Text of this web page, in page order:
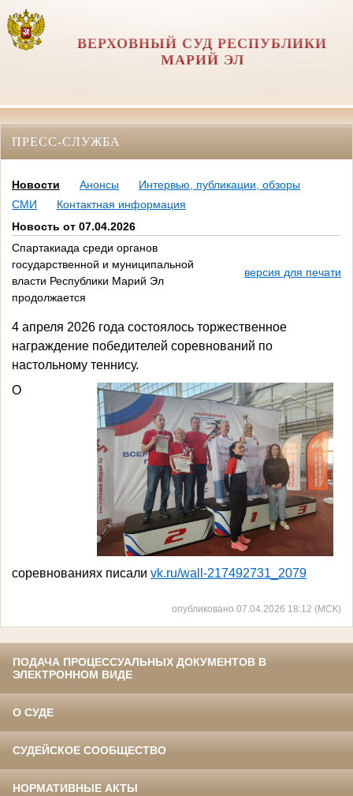
ВЕРХОВНЫЙ СУД РЕСПУБЛИКИ
МАРИЙ ЭЛ
ПРЕСС-СЛУЖБА
Новости Анонсы
Интервью, публикации, обзоры
СМИ
Контактная информация
Новость от 07.04.2026
Спартакиада среди органов
государственной и муниципальной
власти Республики Марий Эл
продолжается
версия для печати
4 апреля 2026 года состоялось торжественное
награждение победителей соревнований по
настольному теннису.
О
соревнованиях писали vk.ru/wall-217492731_2079
опубликовано 07.04.2026 18:12 (МСК)
ПОДАЧА ПРОЦЕССУАЛЬНЫХ ДОКУМЕНТОВ В
ЭЛЕКТРОННОМ ВИДЕ
О СУДЕ
СУДЕЙСКОЕ СООБЩЕСТВО
НОРМАТИВНЫЕ АКТЫ